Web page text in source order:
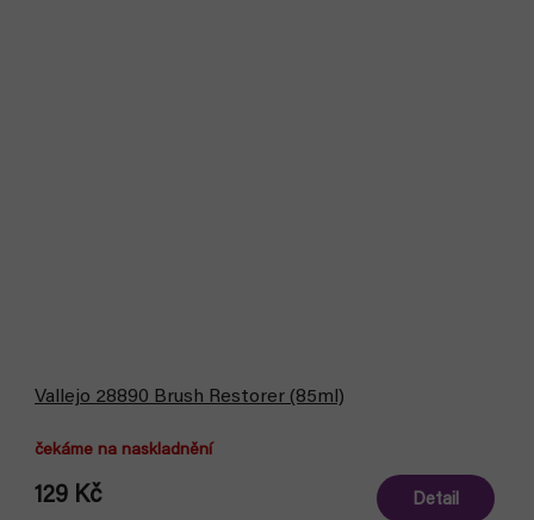
Vallejo 28890 Brush Restorer (85ml)
čekáme na naskladnění
129 Kč Detail